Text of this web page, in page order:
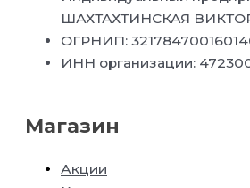
ШАХТАХТИНСКАЯ
ОГРНИП:
ИНН организации:
Магазин
Акции